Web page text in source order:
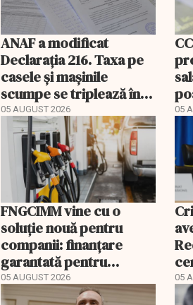
ANAF a modificat
Declarația 216. Taxa pe
casele și mașinile
scumpe se triplează în
2026
05 AUGUST 2026 05
FNGCIMM vine cu o
soluție nouă pentru
companii: finanțare
garantată pentru
carburant și transport
05 AUGUST 2026 05